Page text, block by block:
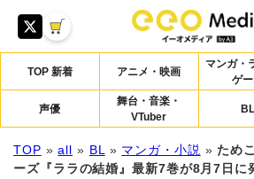
TOP 新着 アニメ・映画
マンガ・
ゲ
声優
舞台・音楽・
VTuber
BL
TOP »all » BL » マンガ・小説 » ため
ーズ『ララの結婚』最新7巻が8月7日